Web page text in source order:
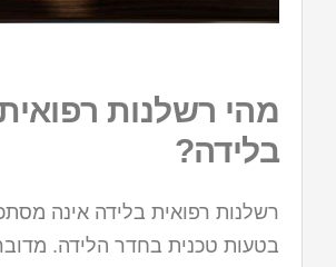
מהי רשלנות
בלידה?
רשלנות רפואית בלידה אינה
בטעות טכנית בחדר הלידה.